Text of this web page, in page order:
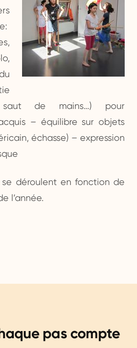
saut de mains…) pour
– équilibre sur objets
échasse) – expression
se déroulent en fonction de
l’année.
pas compte